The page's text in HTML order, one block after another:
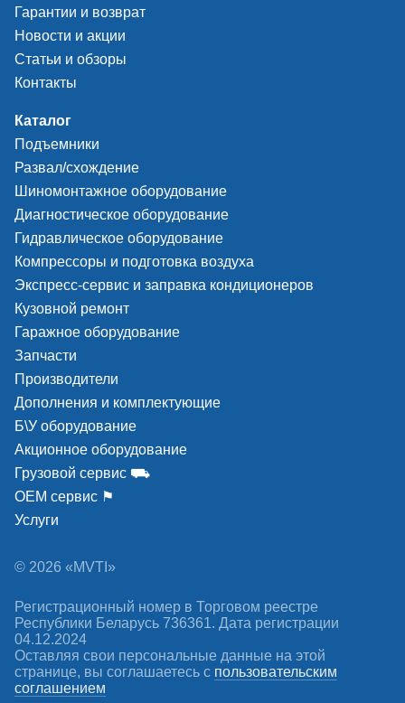
Гарантии и возврат
Новости и акции
Статьи и обзоры
Контакты
Каталог
Подъемники
Развал/схождение
Шиномонтажное оборудование
Диагностическое оборудование
Гидравлическое оборудование
Компрессоры и подготовка воздуха
Экспресс-сервис и заправка кондиционеров
Кузовной ремонт
Гаражное оборудование
Запчасти
Производители
Дополнения и комплектующие
Б\У оборудование
Акционное оборудование
Грузовой сервис ⛟
ОЕМ сервис ⚑
Услуги
© 2026 «MVTI»
Регистрационный номер в Торговом реестре
Республики Беларусь 736361. Дата регистрации
04.12.2024
Оставляя свои персональные данные на этой
странице, вы соглашаетесь c пользовательским
соглашением